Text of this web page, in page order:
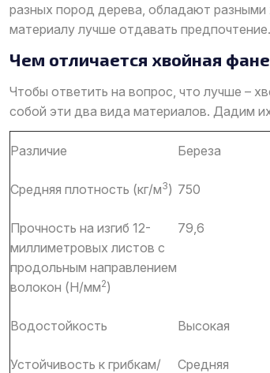
разных пород дерева, обладают разными
материалу лучше отдавать предпочтение.
Чем отличается хвойная
Чтобы ответить на вопрос, что лучше –
собой эти два вида материалов. Дадим
Различие Береза
Средняя плотность (кг/м3) 750
Прочность на изгиб 12-
миллиметровых листов с
продольным направлением
волокон (Н/мм2)
79,6
Водостойкость Высокая
Устойчивость к грибкам/
Средняя